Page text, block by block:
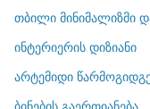
ო
რ
თბილი მინიმალიზმი
ინტერიერის დიზიანი
არტემიდი